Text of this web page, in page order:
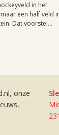
in het
een half veld
Dat voorstel...
onze